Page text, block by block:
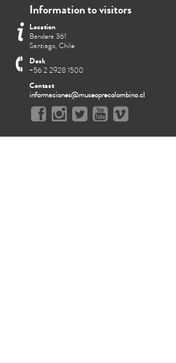
Information to visitors
Location
Bandera 361
Santiago, Chile
Desk
+56 2 2928 1500
Contact
informaciones@museoprecolombino.cl